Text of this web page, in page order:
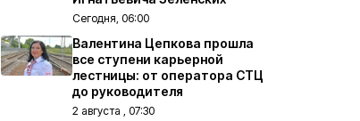
Сегодня, 06:00
Валентина Цепкова прошла
все ступени карьерной
лестницы: от оператора СТЦ
до руководителя
2 августа , 07:30